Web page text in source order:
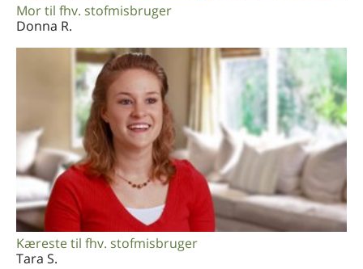
Mor til fhv. stofmisbruger
Donna R.
Kæreste til fhv. stofmisbruger
Tara S.